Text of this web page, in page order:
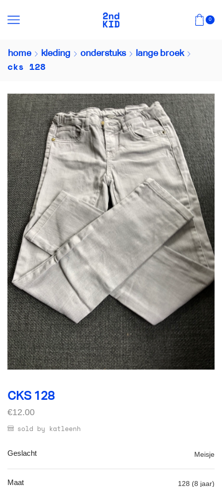
0
home kleding onderstuks lange broek
cks 128
CKS 128
€12.00
sold by katleenh
Geslacht Meisje
Maat 128 (8 jaar)